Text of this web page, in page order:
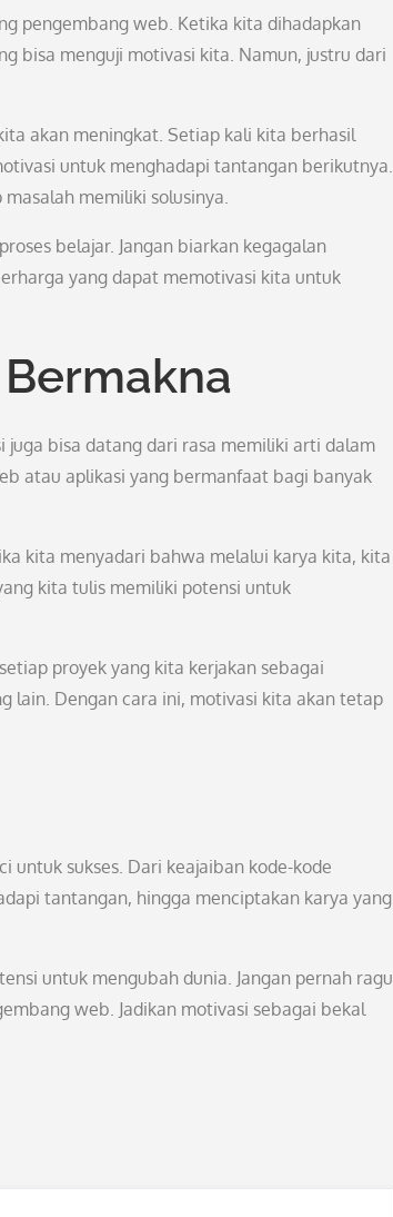
pengembang web. Ketika kita dihadapkan
bisa menguji motivasi kita. Namun, justru dari
akan meningkat. Setiap kali kita berhasil
untuk menghadapi tantangan berikutnya.
memiliki solusinya.
belajar. Jangan biarkan kegagalan
yang dapat memotivasi kita untuk
juga bisa datang dari rasa memiliki arti dalam
atau aplikasi yang bermanfaat bagi banyak
kita menyadari bahwa melalui karya kita, kita
kita tulis memiliki potensi untuk
proyek yang kita kerjakan sebagai
lain. Dengan cara ini, motivasi kita akan tetap
untuk sukses. Dari keajaiban kode-kode
tantangan, hingga menciptakan karya yang
untuk mengubah dunia. Jangan pernah ragu
web. Jadikan motivasi sebagai bekal